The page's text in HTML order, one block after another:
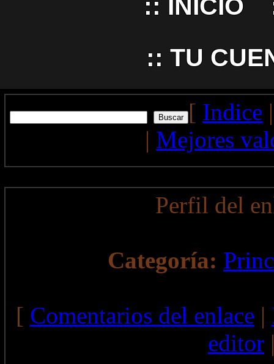
:: INICIO
:: TU
[ Indice
| Mejores
Perfil del
Categoría:
[ Comentarios del enlace |
editor